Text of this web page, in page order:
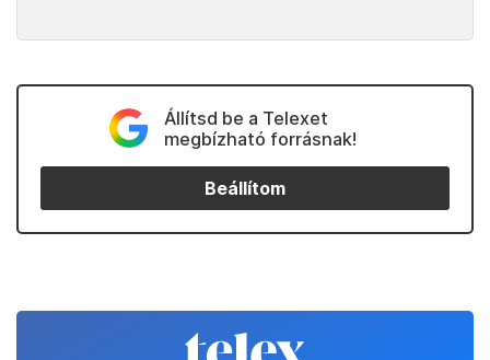
Állítsd be a Telexet
megbízható forrásnak!
Beállítom